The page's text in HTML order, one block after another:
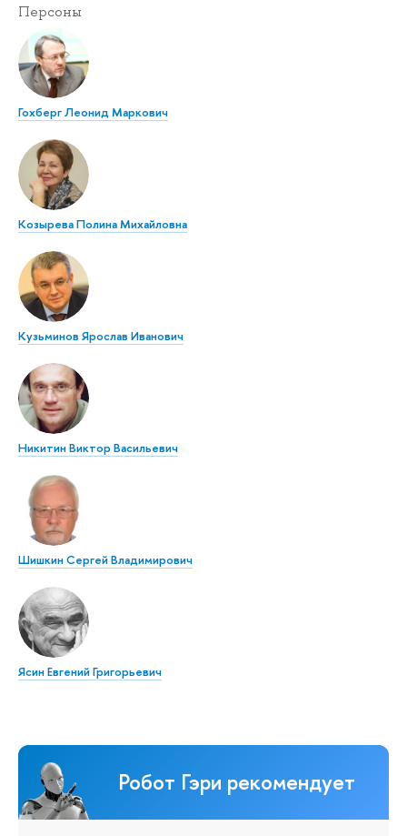
Персоны
Гохберг Леонид Маркович
Козырева Полина Михайловна
Кузьминов Ярослав Иванович
Никитин Виктор Васильевич
Шишкин Сергей Владимирович
Ясин Евгений Григорьевич
Робот Гэри рекомендует